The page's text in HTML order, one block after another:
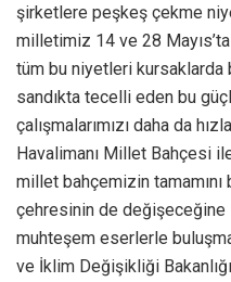
şirketlere peşkeş çekme
milletimiz 14 ve 28
tüm bu niyetleri kursaklarda
sandıkta tecelli eden bu
çalışmalarımızı daha da
Havalimanı Millet Bahçesi
millet bahçemizin
çehresinin de değişeceğine
muhteşem eserlerle
ve İklim Değişikliği